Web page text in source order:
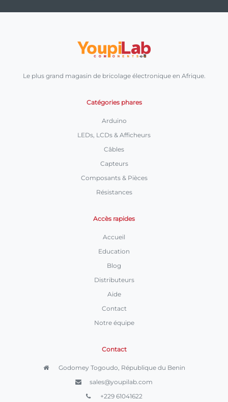
Le plus grand magasin de bricolage électronique en Afrique.
Catégories phares
Arduino
LEDs, LCDs & Afficheurs
Câbles
Capteurs
Composants & Pièces
Résistances
Accès rapides
Accueil
Education
Blog
Distributeurs
Aide
Contact
Notre équipe
Contact
Godomey Togoudo, République du Benin
sales@youpilab.com
+229 61041622